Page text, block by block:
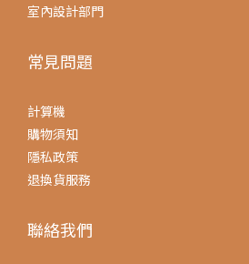
室內設計部門
常見問題
計算機
購物須知
隱私政策
退換貨服務
聯絡我們